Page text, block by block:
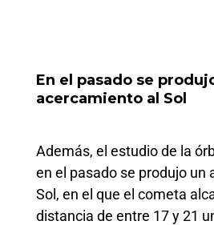
En el pasado se
acercamiento al Sol
Además, el estudio de la
en el pasado se produjo un
Sol, en el que el cometa
distancia de entre 17 y 21